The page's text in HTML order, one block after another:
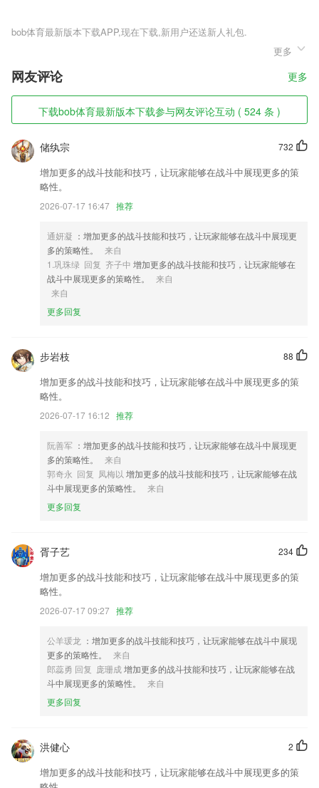
bob体育最新版本下载
bob体育最新版本下载是一款充满创意性的解谜游戏，任何一个问题都是
魔性设定，每场挑战过后都会让你有着一种被洗脑的感觉。全新剧情是引
入方式，关卡将会带给你更多乐趣以及惊喜，想要顺利通关，单靠固定思
维毫无用处，发散性思维去思考，利用不同角度来得出答案，顺利通关。
bob体育最新版本下载软件特色
1,作业批改:数学作业轻轻一拍，一秒钟帮你找出错题，支持批改中小学
全年级数学作业
2,一键城配下单，即送即达，就是这么简单
3,【天气提醒】显示7内的天气
更放心。
5,想要购药的2265用户直接在首页能搜索，超多用品都是正规厂家生产。
6,整合百度、神马等6大搜索引擎，全网小说随意搜！
bob体育最新版本下载软件优势
2.历年最新真题精选，多省市近年来社区考试试卷。
3.组合朗读，可以根据需求进行随意的组合想要听到内容；
4.服务项目涵盖ESD大部分范围、模块式课程设置，组合方便、利于课程
升级与优化
5.政策法规：及时为你更新最新的关于河南贫困大学生的资助政策，及时
了解相关情况。
6.·试着说出这个星球的名字；
bob体育最新版本下载更新了什么?
优化了对忆智平台，国科微新平台的支持。
重磅升级：超级ZO共创自如
增加微商图片拼接功能
新增【云总线配置】模块：数据查询通用配置国标配置设备升级导出数据
修复已知 bug
联系我们
以上就是bob体育最新版本下载的介绍，如果您喜欢这款软件，您可以到
应用商店进行打分评论，说出您的使用经历，以帮助我们更好的对产品进
行优化修改。
更多
网友评论 更多
下载bob体育最新版本下载参与网友评论互动 ( 524 条 )
732
储纨宗
增加更多的战斗技能和技巧，让玩家能够在战斗中展现更多的策
略性。
2026-07-17 16:47 推荐
通妍凝 ：增加更多的战斗技能和技巧，让玩家能够在战斗中展现更
多的策略性。
来自
1.巩珠绿 回复 齐子中 增加更多的战斗技能和技巧，让玩家能够在
战斗中展现更多的策略性。
来自
来自
更多回复
88
步岩枝
增加更多的战斗技能和技巧，让玩家能够在战斗中展现更多的策
略性。
2026-07-17 16:12 推荐
阮善军 ：增加更多的战斗技能和技巧，让玩家能够在战斗中展现更
多的策略性。
来自
郭奇永 回复 凤梅以 增加更多的战斗技能和技巧，让玩家能够在战
斗中展现更多的策略性。
来自
更多回复
234
胥子艺
增加更多的战斗技能和技巧，让玩家能够在战斗中展现更多的策
略性。
2026-07-17 09:27 推荐
公羊瑗龙 ：增加更多的战斗技能和技巧，让玩家能够在战斗中展现
更多的策略性。
来自
郎蕊勇 回复 庞珊成 增加更多的战斗技能和技巧，让玩家能够在战
斗中展现更多的策略性。
来自
更多回复
2
洪健心
增加更多的战斗技能和技巧，让玩家能够在战斗中展现更多的策